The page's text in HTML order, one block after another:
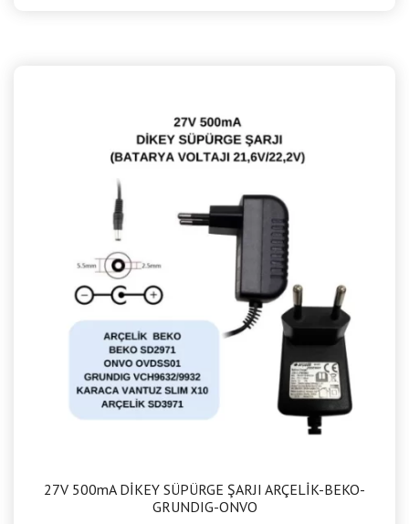
27V 500mA DİKEY SÜPÜRGE ŞARJI ARÇELİK-BEKO-
GRUNDIG-ONVO